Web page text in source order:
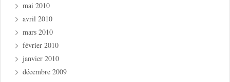
mai 2010
avril 2010
mars 2010
février 2010
janvier 2010
décembre 2009